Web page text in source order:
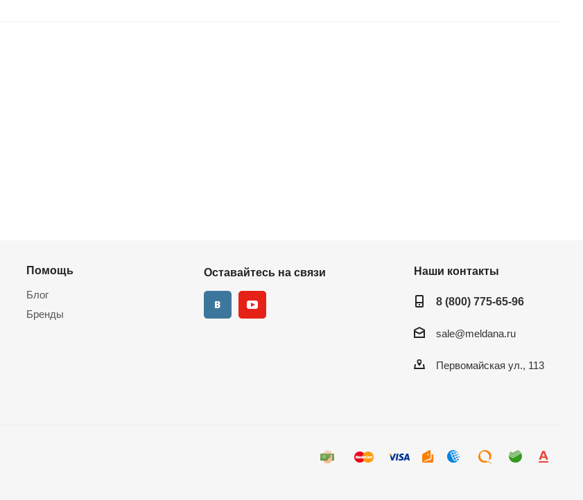
Помощь
Блог
Бренды
Оставайтесь на связи Наши контакты
8 (800) 775-65-96
sale@meldana.ru
Первомайская ул., 113